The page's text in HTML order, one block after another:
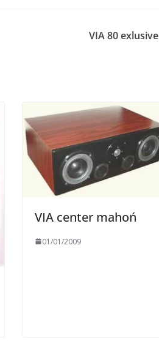
VIA 80 exlusive
VIA center mahoń
01/01/2009